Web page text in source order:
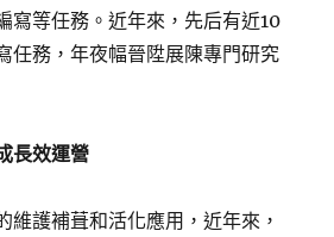
寫等任務。近年來，先后有近10
任務，年夜幅晉陞展陳專門研究
長效運營
維護補葺和活化應用，近年來，